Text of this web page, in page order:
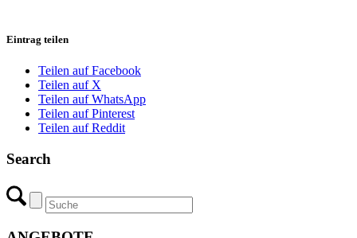
Eintrag teilen
Teilen auf Facebook
Teilen auf X
Teilen auf WhatsApp
Teilen auf Pinterest
Teilen auf Reddit
Search